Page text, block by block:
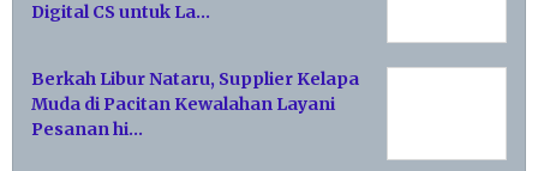
Digital CS untuk La…
Berkah Libur Nataru, Supplier Kelapa
Muda di Pacitan Kewalahan Layani
Pesanan hi…